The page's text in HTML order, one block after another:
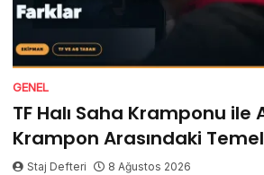
GENEL
TF Halı Saha Kramponu ile
Krampon Arasındaki
Staj Defteri 8 Ağustos 2026